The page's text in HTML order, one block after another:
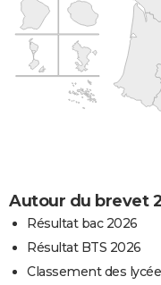
Autour du brevet
Résultat bac 2026
Résultat BTS 2026
Classement des